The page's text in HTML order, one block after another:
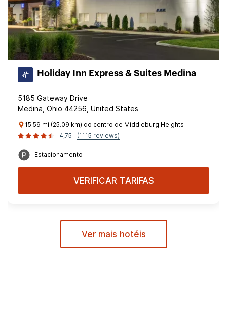
Holiday Inn Express & Suites Medina
5185 Gateway Drive
Medina, Ohio 44256, United States
15.59 mi (25.09 km) do centro de Middleburg Heights
4,75
(1115 reviews)
Estacionamento
VERIFICAR TARIFAS
Ver mais hotéis